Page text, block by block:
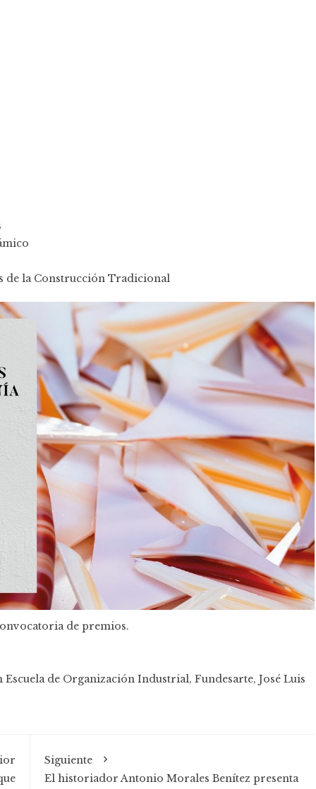
de la Construcción Tradicional
de premios.
Escuela de Organización Industrial, Fundesarte, José Luis
Siguiente
El historiador Antonio Morales Benítez presenta